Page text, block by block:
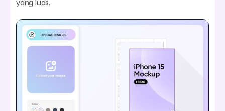
yang luas.